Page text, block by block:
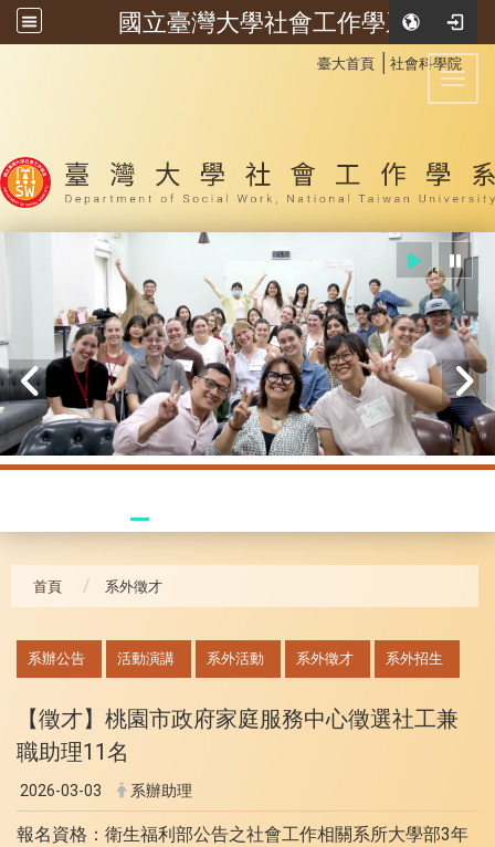
國立臺灣大學社會工作學系
臺大首頁 社會科學院
首頁 系外徵才
系辦公告 活動演講 系外活動 系外徵才 系外招生
【徵才】桃園市政府家庭服務中心徵選社工兼
職助理11名
2026-03-03 系辦助理
報名資格：衛生福利部公告之社會工作相關系所大學部3年